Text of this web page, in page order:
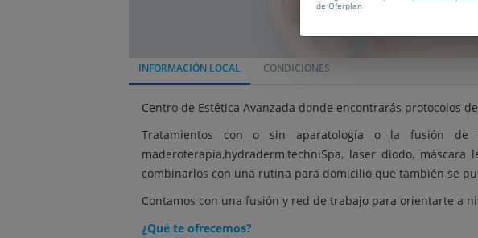
INFORMACIÓN LOCAL CONDICIONES
Centro de Estética Avanzada donde encontrarás protocolos
Tratamientos con o sin aparatología o la fusión de
maderoterapia,hydraderm,techniSpa, laser diodo,
combinarlos con una rutina para domicilio que también se
Contamos con una fusión y red de trabajo para orientarte a
¿Qué te ofrecemos?
de Oferplan